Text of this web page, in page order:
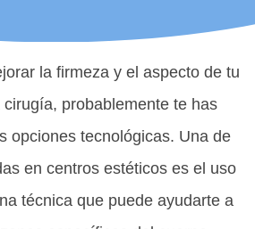
la firmeza y el aspecto de tu
probablemente te has
opciones tecnológicas. Una de
en centros estéticos es el uso
técnica que puede ayudarte a